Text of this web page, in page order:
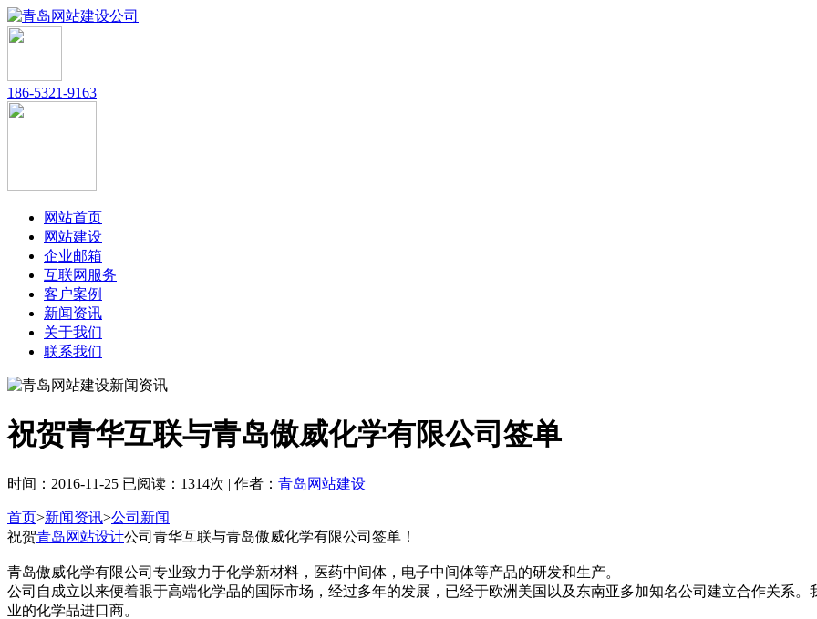
186-5321-9163
网站首页
网站建设
企业邮箱
互联网服务
客户案例
新闻资讯
关于我们
联系我们
祝贺青华互联与青岛傲威化学有限公司签单
时间：2016-11-25 已阅读：1314次 | 作者： 青岛网站建设
首页>新闻资讯>公司新闻
祝贺青岛网站设计公司青华互联与青岛傲威化学有限公司签单！
青岛傲威化学有限公司专业致力于化学新材料，医药中间体，电子中间体等产品的研发和生产。
公司自成立以来便着眼于高端化学品的国际市场，经过多年的发展，已经于欧洲美国以及东南亚多加知名公司建立合作关系
业的化学品进口商。